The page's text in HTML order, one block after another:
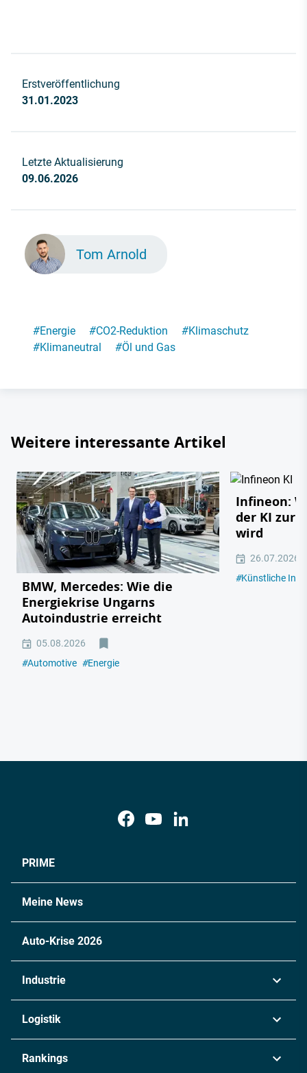
Erstveröffentlichung
31.01.2023
Letzte Aktualisierung
09.06.2026
Tom Arnold
#Energie #CO2-Reduktion #Klimaschutz
#Klimaneutral #Öl und Gas
Weitere interessante Artikel
BMW, Mercedes: Wie die
Energiekrise Ungarns
Autoindustrie erreicht
05.08.2026
#Automotive #Energie
Infineon:
der KI zur
wird
26.07.2026
#Künstliche
PRIME
Meine News
Auto-Krise 2026
Industrie
Chemie
Logistik
Rankings